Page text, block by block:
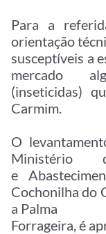
Para a
orientação
susceptíveis a
mercado
(inseticidas)
Carmim.
O
Ministério
e
Cochonilha do
a Palma
Forrageira, é